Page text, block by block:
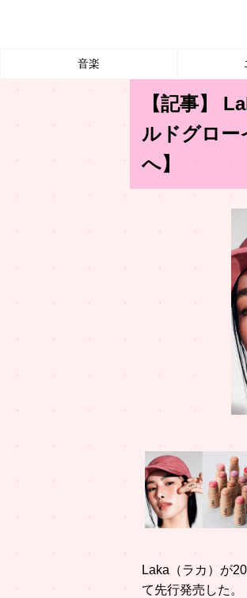
音楽
【記事】
ルドグロー
へ】
Laka（ラカ）が
て先行発売した。